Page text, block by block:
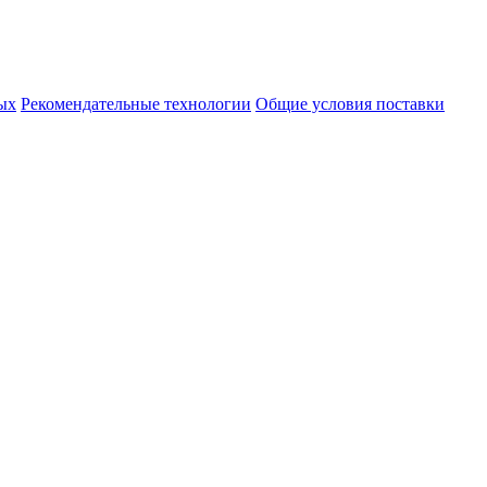
Рекомендательные технологии Общие условия поставки